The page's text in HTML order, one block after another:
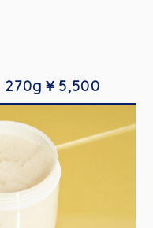
270g￥5,500